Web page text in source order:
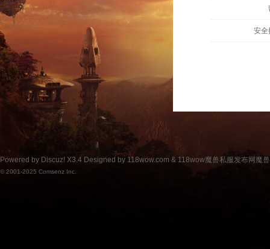
安全
Powered by Discuz! X3.4 Designed by 118wow.com & 118wow魔兽私服发布网魔
© 2001-2025 Comsenz Inc.